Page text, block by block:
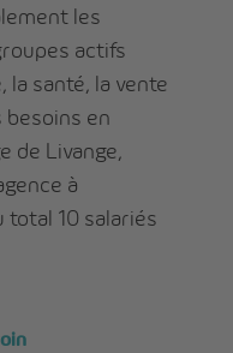
les
actifs
la santé, la vente
en
de Livange,
à
10 salariés